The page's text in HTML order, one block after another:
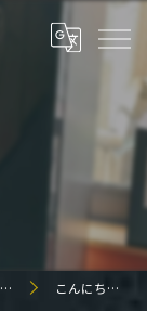
こんにちは🤗